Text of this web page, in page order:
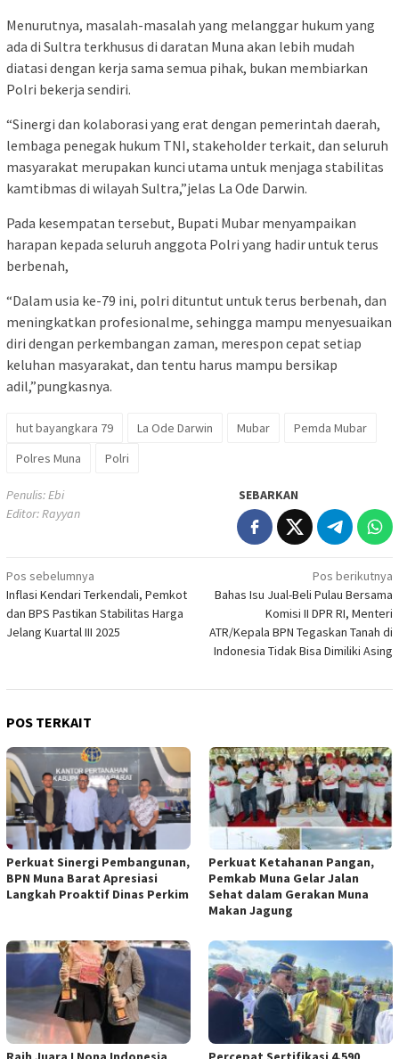
Menurutnya, masalah-masalah yang melanggar hukum yang
ada di Sultra terkhusus di daratan Muna akan lebih mudah
diatasi dengan kerja sama semua pihak, bukan membiarkan
Polri bekerja sendiri.
“Sinergi dan kolaborasi yang erat dengan pemerintah daerah,
lembaga penegak hukum TNI, stakeholder terkait, dan seluruh
masyarakat merupakan kunci utama untuk menjaga stabilitas
kamtibmas di wilayah Sultra,”jelas La Ode Darwin.
Pada kesempatan tersebut, Bupati Mubar menyampaikan
harapan kepada seluruh anggota Polri yang hadir untuk terus
berbenah,
“Dalam usia ke-79 ini, polri dituntut untuk terus berbenah, dan
meningkatkan profesionalme, sehingga mampu menyesuaikan
diri dengan perkembangan zaman, merespon cepat setiap
keluhan masyarakat, dan tentu harus mampu bersikap
adil,”pungkasnya.
hut bayangkara 79 La Ode Darwin Mubar
Pemda Mubar
Polres Muna
Polri
Penulis: Ebi
Editor: Rayyan
SEBARKAN
Navigasi
pos
Pos sebelumnya
Inflasi Kendari Terkendali, Pemkot
dan BPS Pastikan Stabilitas Harga
Jelang Kuartal III 2025
Pos berikutnya
Bahas Isu Jual-Beli Pulau Bersama
Komisi II DPR RI, Menteri
ATR/Kepala BPN Tegaskan Tanah di
Indonesia Tidak Bisa Dimiliki Asing
POS TERKAIT
Perkuat Sinergi Pembangunan,
BPN Muna Barat Apresiasi
Langkah Proaktif Dinas Perkim
Perkuat Ketahanan Pangan,
Pemkab Muna Gelar Jalan
Sehat dalam Gerakan Muna
Makan Jagung